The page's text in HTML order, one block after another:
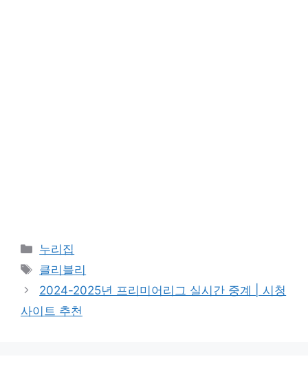
카
테
리
누리집
태
그
클리블리
2024-2025년 프리미어리그 실시간 중계 | 시청
사이트 추천